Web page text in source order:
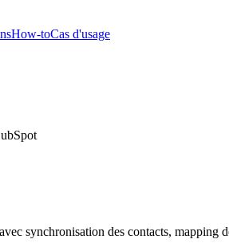
How-toCas d'usage
synchronisation des contacts, mapping